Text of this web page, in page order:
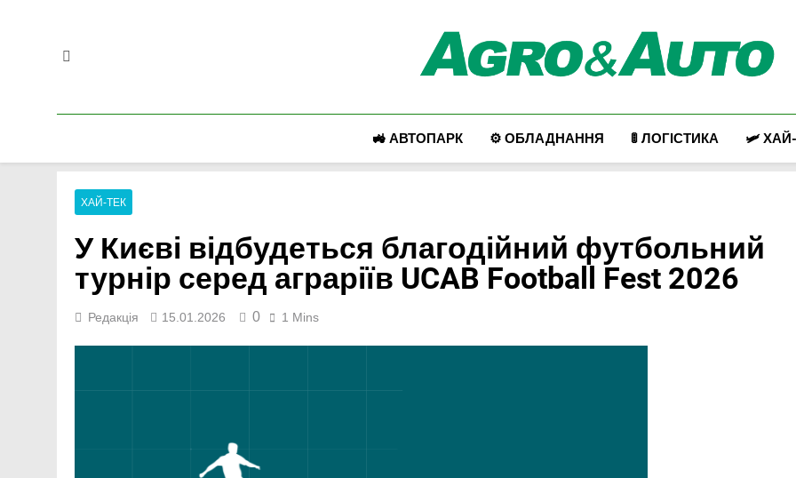
Agro & Auto
🚜 АВТОПАРК ⚙️ ОБЛАДНАННЯ 🚦 ЛОГІСТИКА 🛩️
ХАЙ-ТЕК
У Києві відбудеться благодійний футбольний
турнір серед аграріїв UCAB Football Fest 2026
Редакція 15.01.2026 0 1 Mins